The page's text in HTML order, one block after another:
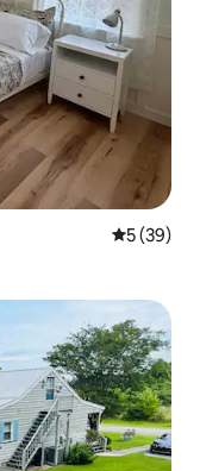
レビュー
5 (39)